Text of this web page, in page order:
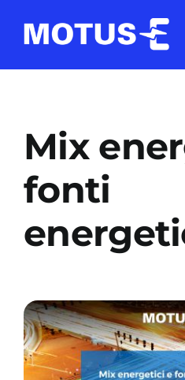
Studi e
Analisi di
Mix
fonti